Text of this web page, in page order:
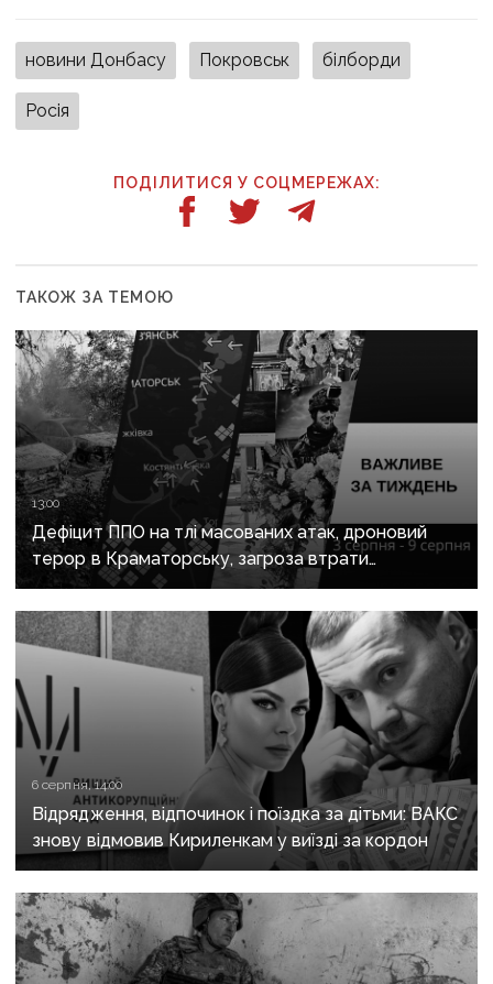
новини Донбасу Покровськ білборди
Росія
ПОДІЛИТИСЯ У СОЦМЕРЕЖАХ:
ТАКОЖ ЗА ТЕМОЮ
13:00
Дефіцит ППО на тлі масованих атак, дроновий
терор в Краматорську, загроза втрати
Костянтинівки та прощання з Олексієм Юковим:
важливе за тиждень
6 серпня, 14:00
Відрядження, відпочинок і поїздка за дітьми: ВАКС
знову відмовив Кириленкам у виїзді за кордон